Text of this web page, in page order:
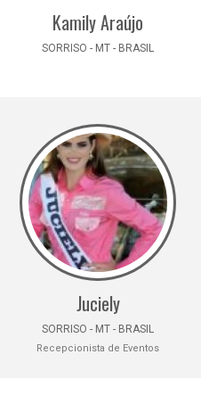
Kamily Araújo
SORRISO - MT - BRASIL
Juciely
SORRISO - MT - BRASIL
Recepcionista de Eventos